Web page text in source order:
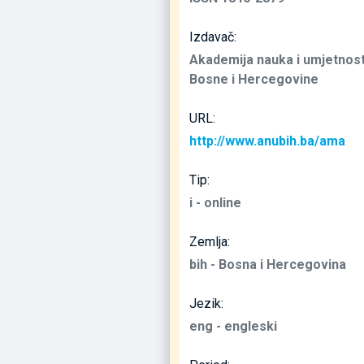
Izdavač:
Akademija nauka i
Bosne i Hercegovine
URL:
http://www.anubih.ba/ama
Tip:
i - online
Zemlja:
bih - Bosna i Hercegovina
Jezik:
eng - engleski